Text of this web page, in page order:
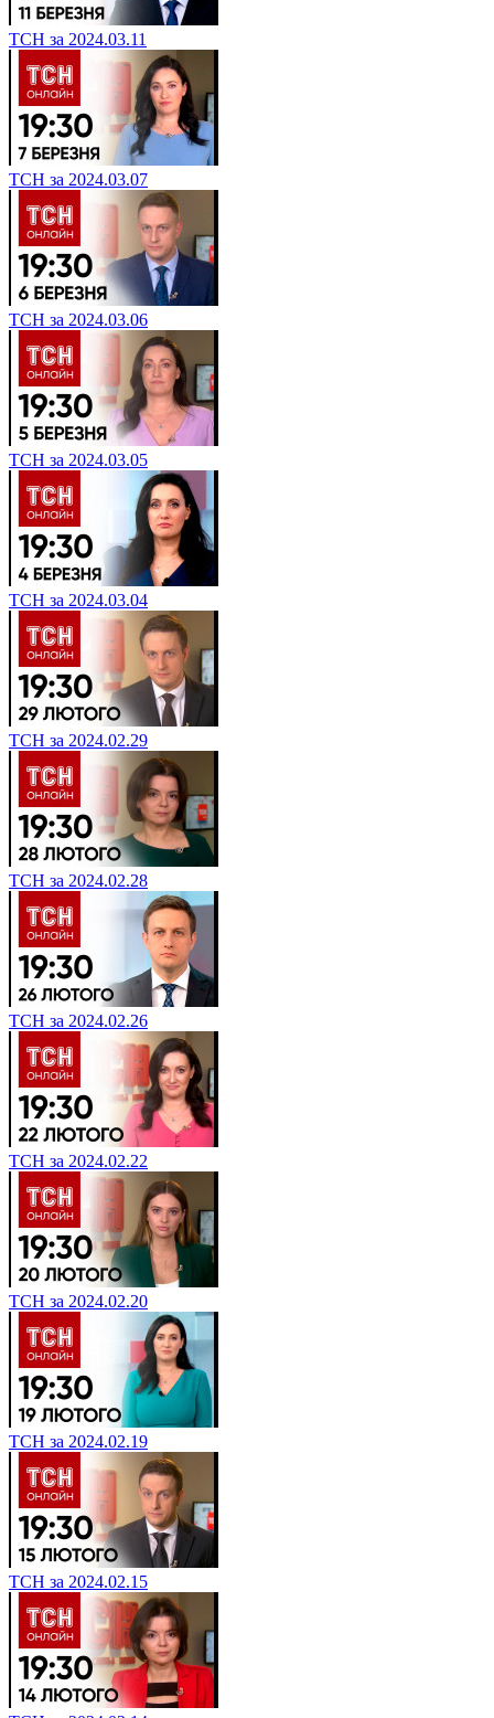
ТСН за 2024.03.11
ТСН за 2024.03.07
ТСН за 2024.03.06
ТСН за 2024.03.05
ТСН за 2024.03.04
ТСН за 2024.02.29
ТСН за 2024.02.28
ТСН за 2024.02.26
ТСН за 2024.02.22
ТСН за 2024.02.20
ТСН за 2024.02.19
ТСН за 2024.02.15